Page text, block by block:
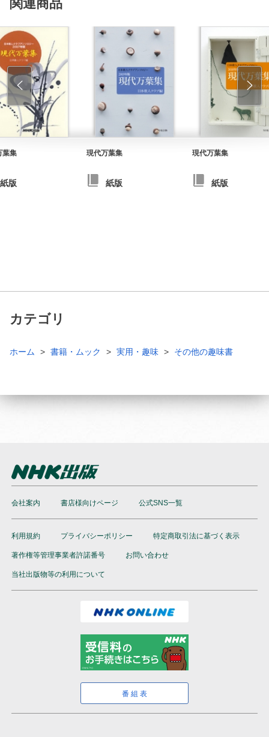
関連商品
葉集
紙版
現代万葉集
紙版
現代万葉集
紙版
カテゴリ
ホーム 書籍・ムック 実用・趣味 その他の趣味書
会社案内 書店様向けページ 公式SNS一覧
利用規約 プライバシーポリシー 特定商取引法に基づく表示
著作権等管理事業者許諾番号 お問い合わせ
当社出版物等の利用について
番組表